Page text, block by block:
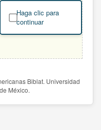
Haga clic para
continuar
Biblat. Universidad
México.